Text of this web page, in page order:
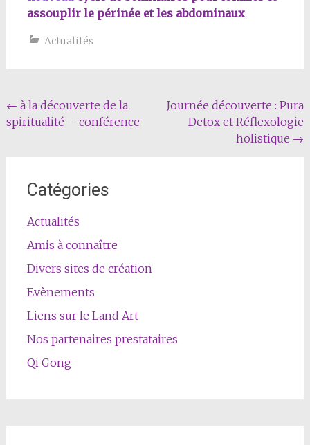
assouplir le périnée et les abdominaux.
Actualités
Navigation
Article
← à la découverte de la
spiritualité – conférence
Journée découverte : Pura
Detox et Réflexologie
holistique →
Catégories
Actualités
Amis à connaître
Divers sites de création
Evènements
Liens sur le Land Art
Nos partenaires prestataires
Qi Gong